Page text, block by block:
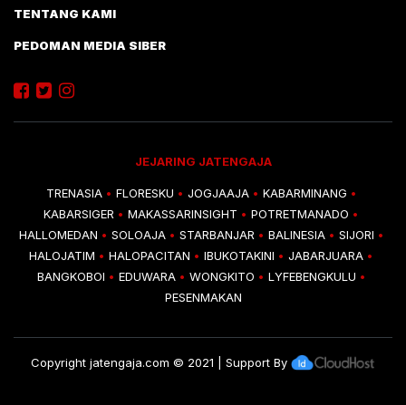
TENTANG KAMI
PEDOMAN MEDIA SIBER
JEJARING JATENGAJA
TRENASIA • FLORESKU • JOGJAAJA • KABARMINANG •
KABARSIGER • MAKASSARINSIGHT • POTRETMANADO •
HALLOMEDAN • SOLOAJA • STARBANJAR • BALINESIA • SIJORI •
HALOJATIM • HALOPACITAN • IBUKOTAKINI • JABARJUARA •
BANGKOBOI • EDUWARA • WONGKITO • LYFEBENGKULU •
PESENMAKAN
Copyright jatengaja.com © 2021 | Support By